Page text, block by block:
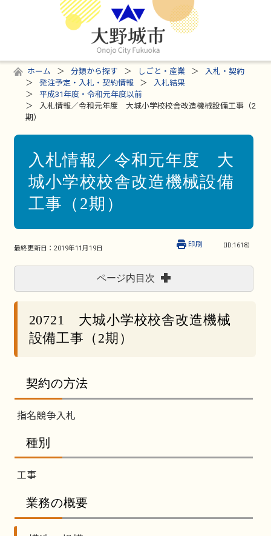
ホーム 分類から探す しごと・産業
入札・契約
発注予定・入札・契約情報
入札結果
平成31年度・令和元年度以前
入札情報／令和元年度 大城小学校校舎改造機械設備工事（2
期）
入札情報／令和元年度 大
城小学校校舎改造機械設備
工事（2期）
最終更新日： 2019年11月19日 （ID:1618）
印刷
ページ内目次
20721 大城小学校校舎改造機械
設備工事（2期）
契約の方法
指名競争入札
種別
工事
業務の概要